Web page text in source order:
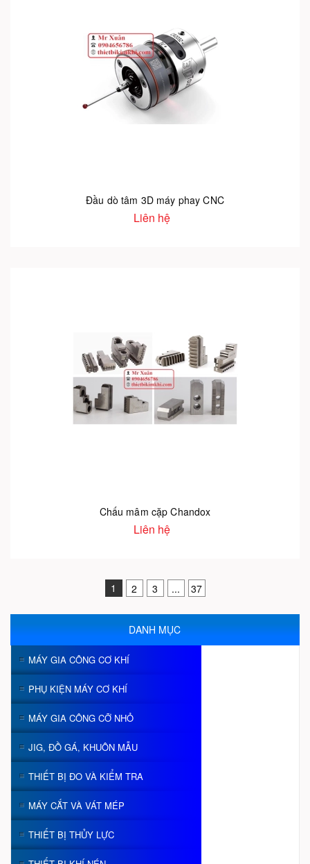
Đầu dò tâm 3D máy phay CNC
Liên hệ
Chấu mâm cặp Chandox
Liên hệ
1 2 3 ... 37
DANH MỤC
MÁY GIA CÔNG CƠ KHÍ
PHỤ KIỆN MÁY CƠ KHÍ
MÁY GIA CÔNG CỠ NHỎ
JIG, ĐỒ GÁ, KHUÔN MẪU
THIẾT BỊ ĐO VÀ KIỂM TRA
MÁY CẮT VÀ VÁT MÉP
THIẾT BỊ THỦY LỰC